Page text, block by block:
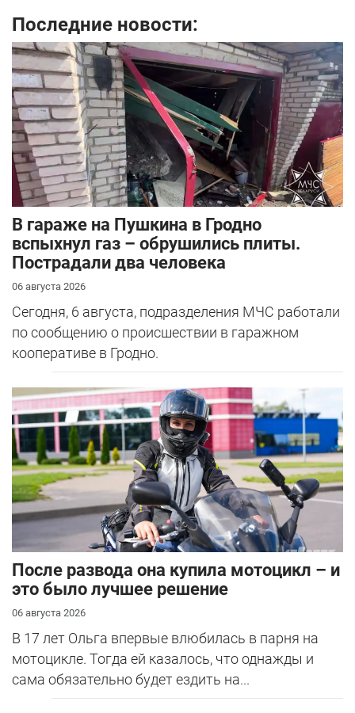
Последние новости:
В гараже на Пушкина в Гродно
вспыхнул газ – обрушились плиты.
Пострадали два человека
06 августа 2026
Сегодня, 6 августа, подразделения МЧС работали
по сообщению о происшествии в гаражном
кооперативе в Гродно.
После развода она купила мотоцикл – и
это было лучшее решение
06 августа 2026
В 17 лет Ольга впервые влюбилась в парня на
мотоцикле. Тогда ей казалось, что однажды и
сама обязательно будет ездить на...